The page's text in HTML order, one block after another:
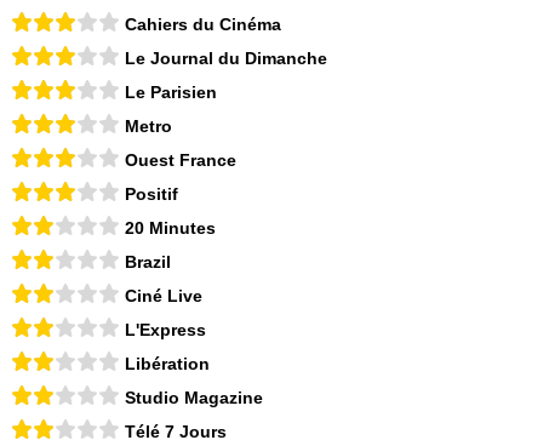
Cahiers du Cinéma
Le Journal du Dimanche
Le Parisien
Metro
Ouest France
Positif
20 Minutes
Brazil
Ciné Live
L'Express
Libération
Studio Magazine
Télé 7 Jours